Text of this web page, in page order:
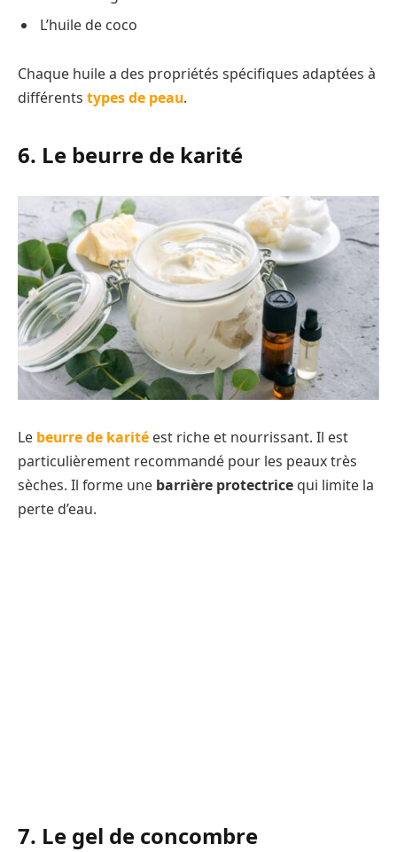
L’huile de coco
Chaque huile a des propriétés spécifiques adaptées à
différents types de peau.
6. Le beurre de karité
Le beurre de karité est riche et nourrissant. Il est
particulièrement recommandé pour les peaux très
sèches. Il forme une barrière protectrice qui limite la
perte d’eau.
7. Le gel de concombre